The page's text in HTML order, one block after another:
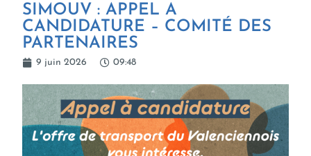
SIMOUV : APPEL A
CANDIDATURE – COMITÉ DES
PARTENAIRES
9 juin 2026 09:48